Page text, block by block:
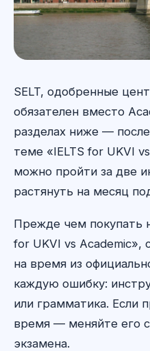
SELT, одобренные
обязателен вместо
разделах ниже —
теме «IELTS for UKVI
можно пройти за две
растянуть на месяц
Прежде чем покупать
for UKVI vs Academic»,
на время из
каждую ошибку:
или грамматика. Если
время — меняйте его
экзамена.